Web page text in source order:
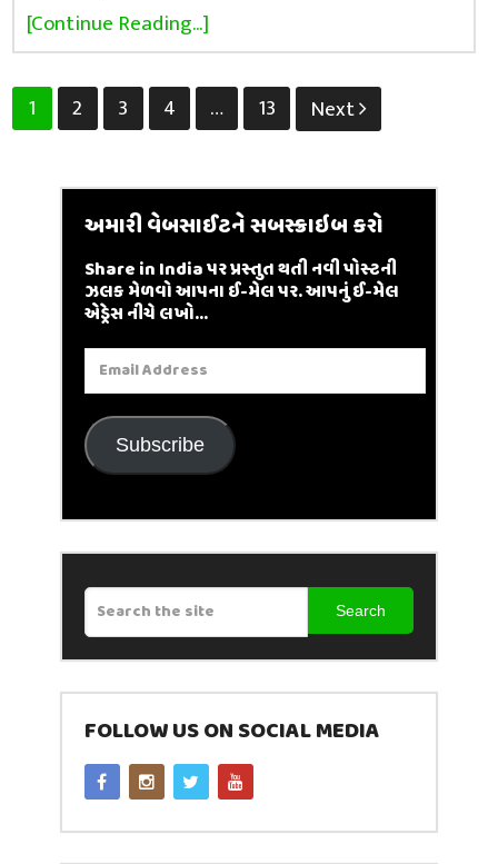
[Continue Reading...]
Posts
pagination
1 2 3 4 … 13 Next
અમારી વેબસાઈટને સબસ્ક્રાઇબ કરો
Share in India પર પ્રસ્તુત થતી નવી પોસ્ટની
ઝલક મેળવો આપના ઈ-મેલ પર. આપનું ઈ-મેલ
એડ્રેસ નીચે લખો...
Email
Address
Subscribe
Search
FOLLOW US ON SOCIAL MEDIA